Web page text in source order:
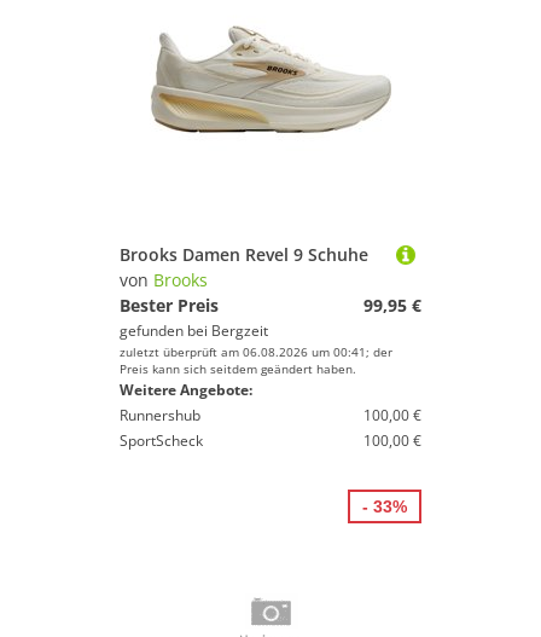
Brooks Damen Revel 9 Schuhe
von Brooks
Bester Preis
99,95 €
gefunden bei Bergzeit
zuletzt überprüft am 06.08.2026 um 00:41; der
Preis kann sich seitdem geändert haben.
Weitere Angebote:
Runnershub
100,00 €
SportScheck
100,00 €
- 33%